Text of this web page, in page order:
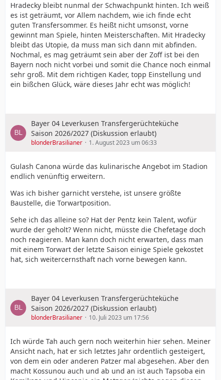
Hradecky bleibt nunmal der Schwachpunkt hinten. Ich weiß
es ist geträumt, vor Allem nachdem, wie ich finde echt
guten Transfersommer. Es heißt nicht umsonst, vorne
gewinnt man Spiele, hinten Meisterschaften. Mit Hradecky
bleibt das Utopie, da muss man sich dann mit abfinden.
Nochmal, es mag geträumt sein aber der Zoff ist bei den
Bayern noch nicht vorbei und somit die Chance noch einmal
sehr groß. Mit dem richtigen Kader, topp Einstellung und
ein bißchen Glück, wäre dieses Jahr echt was möglich!
Bayer 04 Leverkusen Transfergerüchteküche
Saison 2026/2027 (Diskussion erlaubt)
blonderBrasilianer 1. August 2023 um 06:33
Gulash Canona würde das kulinarische Angebot im Stadion
endlich venünftig erweitern.
Was ich bisher garnicht verstehe, ist unsere größte
Baustelle, die Torwartposition.
Sehe ich das alleine so? Hat der Pentz kein Talent, wofür
wurde der geholt? Wenn nicht, müsste die Chefetage doch
noch reagieren. Man kann doch nicht erwarten, dass man
mit einem Torwart der letzte Saison einige Spiele gekostet
hat, sich weitercernsthaft nach vorne bewegen kann.
Bayer 04 Leverkusen Transfergerüchteküche
Saison 2026/2027 (Diskussion erlaubt)
blonderBrasilianer 10. Juli 2023 um 17:56
Ich würde Tah auch gern noch weiterhin hier sehen. Meiner
Ansicht nach, hat er sich letztes Jahr ordentlich gesteigert,
von dem ein oder anderen Patzer mal abgesehen. Aber den
macht Kossunou auch und ab und an ist auch Tapsoba ein